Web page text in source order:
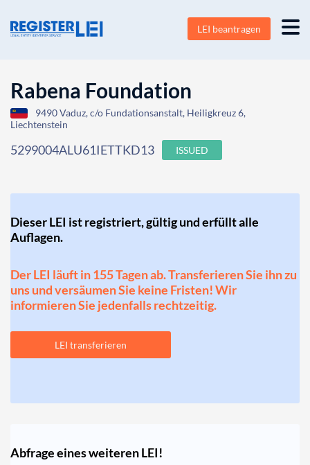
LEI beantragen
Rabena Foundation
9490 Vaduz, c/o Fundationsanstalt, Heiligkreuz 6,
Liechtenstein
5299004ALU61IETTKD13 ISSUED
Dieser LEI ist registriert, gültig und erfüllt alle
Auflagen.
Der LEI läuft in 155 Tagen ab. Transferieren Sie ihn zu
uns und versäumen Sie keine Fristen! Wir
informieren Sie jedenfalls rechtzeitig.
LEI transferieren
Abfrage eines weiteren LEI!